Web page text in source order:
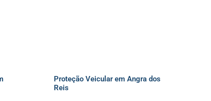
Proteção Veicular em Angra dos
Reis